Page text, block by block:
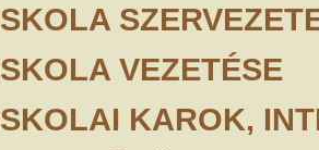
VEZETÉSE
KAROK,